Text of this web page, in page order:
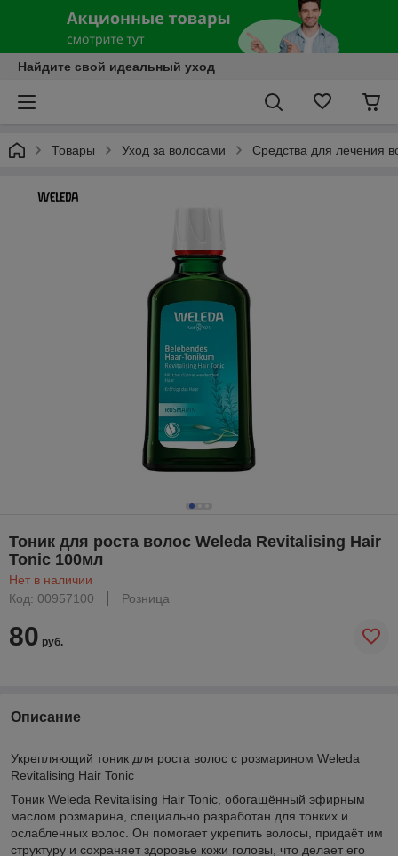
Найдите свой идеальный уход
Товары Уход за волосами Средства для лечения
Тоник для роста волос Weleda Revitalising Hair
Tonic 100мл
Нет в наличии
Код: 00957100
Розница
80 руб.
Описание
Укрепляющий тоник для роста волос с розмарином Weleda
Revitalising Hair Tonic
Тоник Weleda Revitalising Hair Tonic, обогащённый эфирным
маслом розмарина, специально разработан для тонких и
ослабленных волос. Он помогает укрепить волосы, придаёт им
структуру и сохраняет здоровье кожи головы, что делает его